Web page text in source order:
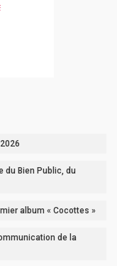
du Bien Public, du
album « Cocottes »
de la